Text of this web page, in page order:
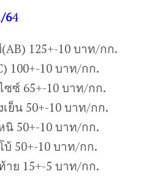
64
125+-10 บาท/กก.
100+-10 บาท/กก.
ซ์ 65+-10 บาท/กก.
ย็น 50+-10 บาท/กก.
นิ 50+-10 บาท/กก.
50+-10 บาท/กก.
าย 15+-5 บาท/กก.